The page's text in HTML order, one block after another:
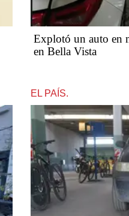
Explotó un auto en
en Bella Vista
EL PAÍS.